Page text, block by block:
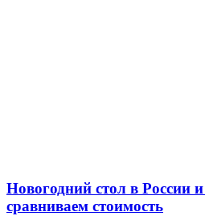
Новогодний стол в России
сравниваем стоимость